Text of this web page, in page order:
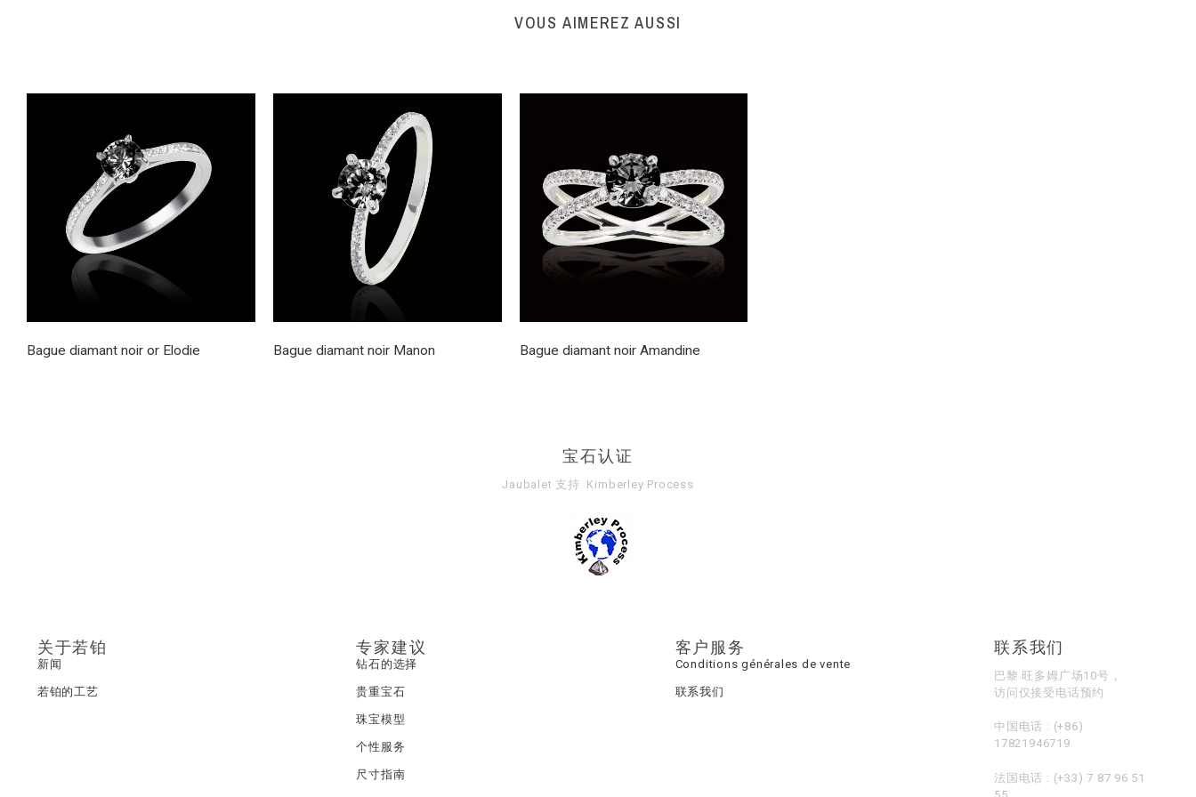
VOUS AIMEREZ AUSSI
Bague diamant noir or Elodie Bague diamant noir Manon Bague diamant noir Amandine
宝石认证
Jaubalet 支持 Kimberley Process
关于若铂
新闻
若铂的工艺
专家建议
钻石的选择
贵重宝石
珠宝模型
个性服务
尺寸指南
客户服务
Conditions générales de vente
联系我们
联系我们
巴黎 旺多姆广场10号，
访问仅接受电话预约
中国电话 : (+86)
17821946719
法国电话 : (+33) 7 87 96 51